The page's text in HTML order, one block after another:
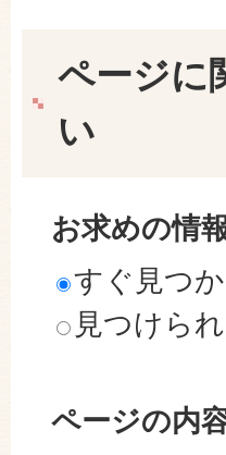
ページに
い
お求めの情
すぐ見つ
見つけら
ページの内